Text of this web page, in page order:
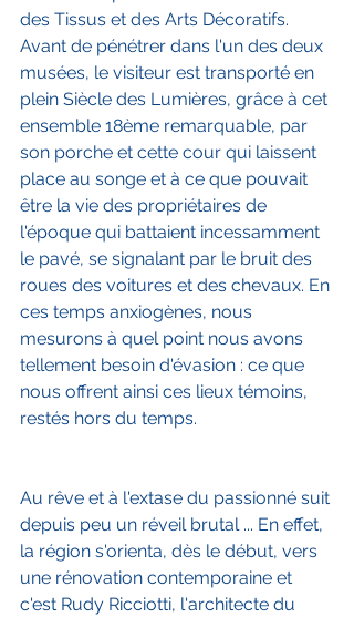
des Tissus et des Arts Décoratifs.
Avant de pénétrer dans l'un des deux
musées, le visiteur est transporté en
plein Siècle des Lumières, grâce à cet
ensemble 18ème remarquable, par
son porche et cette cour qui laissent
place au songe et à ce que pouvait
être la vie des propriétaires de
l'époque qui battaient incessamment
le pavé, se signalant par le bruit des
roues des voitures et des chevaux. En
ces temps anxiogènes, nous
mesurons à quel point nous avons
tellement besoin d'évasion : ce que
nous offrent ainsi ces lieux témoins,
restés hors du temps.
Au rêve et à l'extase du passionné suit
depuis peu un réveil brutal ... En effet,
la région s'orienta, dès le début, vers
une rénovation contemporaine et
c'est Rudy Ricciotti, l'architecte du